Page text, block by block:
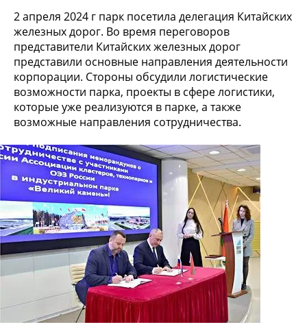
2 апреля 2024 г парк посетила делегация Китайских
железных дорог. Во время переговоров
представители Китайских железных дорог
представили основные направления деятельности
корпорации. Стороны обсудили логистические
возможности парка, проекты в сфере логистики,
которые уже реализуются в парке, а также
возможные направления сотрудничества.